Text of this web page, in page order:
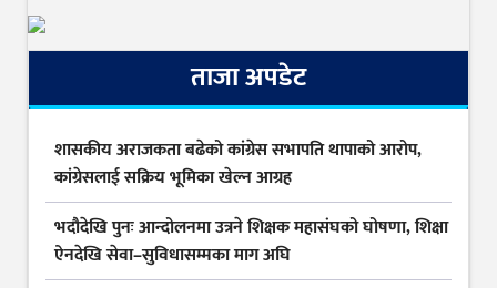
ताजा अपडेट
शासकीय अराजकता बढेको कांग्रेस सभापति थापाको आरोप,
कांग्रेसलाई सक्रिय भूमिका खेल्न आग्रह
भदौदेखि पुनः आन्दोलनमा उत्रने शिक्षक महासंघको घोषणा, शिक्षा
ऐनदेखि सेवा–सुविधासम्मका माग अघि